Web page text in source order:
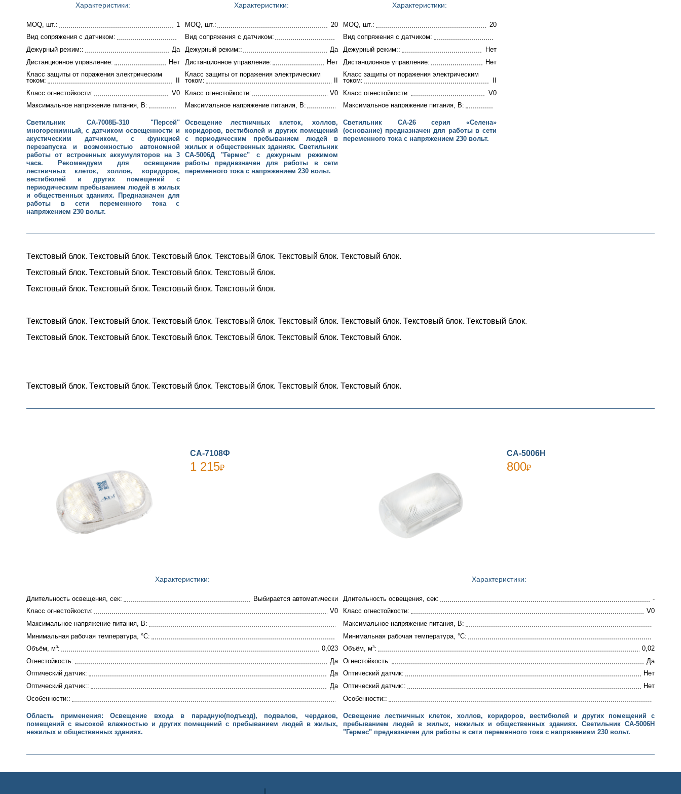
Характеристики:
MOQ, шт.:
1
Вид сопряжения с датчиком:
Дежурный режим::
Да
Дистанционное управление:
Нет
Класс защиты от поражения электрическим
током:
Класс огнестойкости:
V0
Максимальное напряжение питания, В:
Светильник СА-7008Б-310 "Персей"
многорежимный, с датчиком освещенности и
акустическим датчиком, с функцией
перезапуска и возможностью автономной
работы от встроенных аккумуляторов на 3
часа. Рекомендуем для освещение
лестничных клеток, холлов, коридоров,
вестибюлей и других помещений с
периодическим пребыванием людей в жилых
и общественных зданиях. Предназначен для
работы в сети переменного тока с
напряжением 230 вольт.
Характеристики:
MOQ, шт.:
20
Вид сопряжения с датчиком:
Дежурный режим::
Да
Дистанционное управление:
Нет
Класс защиты от поражения электрическим
током:
Класс огнестойкости:
V0
Максимальное напряжение питания, В:
Освещение лестничных клеток, холлов,
коридоров, вестибюлей и других помещений
с периодическим пребыванием людей в
жилых и общественных зданиях. Светильник
СА-5006Д "Гермес" с дежурным режимом
работы предназначен для работы в сети
переменного тока с напряжением 230 вольт.
Характеристики:
MOQ, шт.:
20
Вид сопряжения с датчиком:
Дежурный режим::
Нет
Дистанционное управление:
Нет
Класс защиты от поражения электрическим
током:
Класс огнестойкости:
V0
Максимальное напряжение питания, В:
Светильник СА-26 серия «Селена»
(основание) предназначен для работы в сети
переменного тока с напряжением 230 вольт.
Текстовый блок. Текстовый блок. Текстовый блок. Текстовый блок. Текстовый блок. Текстовый блок.
Текстовый блок. Текстовый блок. Текстовый блок. Текстовый блок.
Текстовый блок. Текстовый блок. Текстовый блок. Текстовый блок.
Текстовый блок. Текстовый блок. Текстовый блок. Текстовый блок. Текстовый блок. Текстовый блок. Текстовый блок. Текстовый блок.
Текстовый блок. Текстовый блок. Текстовый блок. Текстовый блок. Текстовый блок. Текстовый блок.
Текстовый блок. Текстовый блок. Текстовый блок. Текстовый блок. Текстовый блок. Текстовый блок.
СА-7108Ф
1 215₽
Характеристики:
Длительность освещения, сек:
Выбирается автоматически
Класс огнестойкости:
V0
Максимальное напряжение питания, В:
Минимальная рабочая температура, °C:
Объём, м³:
0,023
Огнестойкость:
Да
Оптический датчик:
Да
Оптический датчик::
Да
Особенности::
Область применения: Освещение входа в парадную(подъезд), подвалов, чердаков,
помещений с высокой влажностью и других помещений с пребыванием людей в жилых,
нежилых и общественных зданиях.
СА-5006Н
800₽
Характеристики:
Длительность освещения, сек:
-
Класс огнестойкости:
V0
Максимальное напряжение питания, В:
Минимальная рабочая температура, °C:
Объём, м³:
0,02
Огнестойкость:
Да
Оптический датчик:
Нет
Оптический датчик::
Нет
Особенности::
Освещение лестничных клеток, холлов, коридоров, вестибюлей и других помещений с
пребыванием людей в жилых, нежилых и общественных зданиях. Светильник СА-5006Н
"Гермес" предназначен для работы в сети переменного тока с напряжением 230 вольт.